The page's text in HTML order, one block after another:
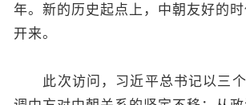
年。新的历史起点上，中朝友好的
开来。
此次访问，习近平总书记以三个